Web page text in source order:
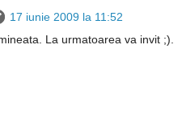
17 iunie 2009 la 11:52
La urmatoarea va invit ;).